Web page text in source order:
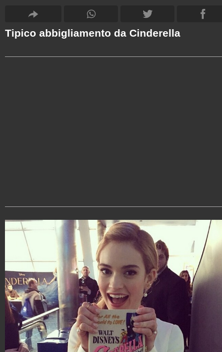
Tipico abbigliamento da Cinderella